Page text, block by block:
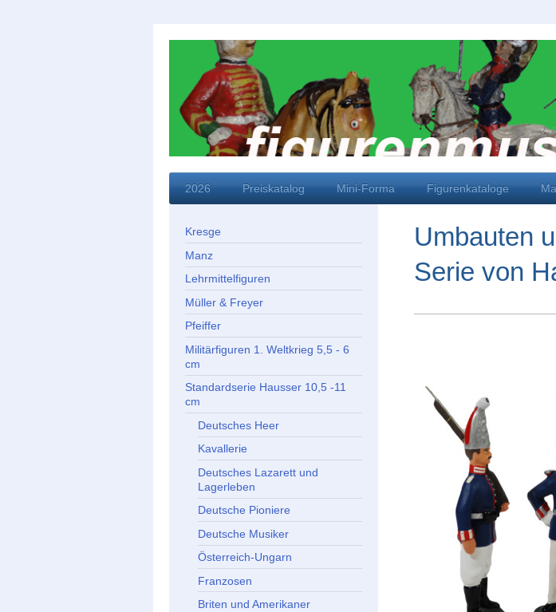
2026 Preiskatalog Mini-Forma Figurenkataloge
Umbauten
Serie von
Kresge
Manz
Lehrmittelfiguren
Müller & Freyer
Pfeiffer
Militärfiguren 1. Weltkrieg 5,5 - 6
cm
Standardserie Hausser 10,5 -11
cm
Deutsches Heer
Kavallerie
Deutsches Lazarett und
Lagerleben
Deutsche Pioniere
Deutsche Musiker
Österreich-Ungarn
Franzosen
Briten und Amerikaner